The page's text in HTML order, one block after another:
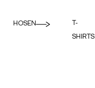
HOSEN
T-
SHIRTS